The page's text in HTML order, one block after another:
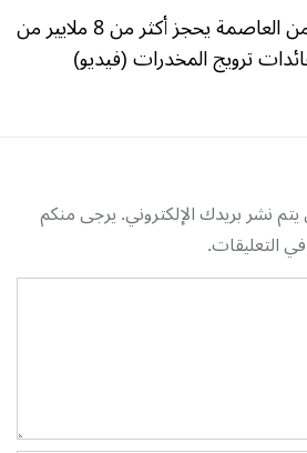
أمن العاصمة يحجز أكثر من 8 ملايير من
ترويج المخدرات (فيديو)
نشر بريدك الإلكتروني. يرجى منكم
في التعليقات.